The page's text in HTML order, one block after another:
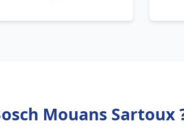
Mouans Sartoux